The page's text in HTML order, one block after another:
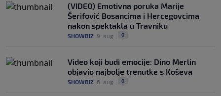
(VIDEO) Emotivna poruka Marije
Šerifović Bosancima i Hercegovcima
nakon spektakla u Travniku
SHOWBIZ 9. aug. 0
Video koji budi emocije: Dino Merlin
objavio najbolje trenutke s Koševa
SHOWBIZ 6. aug. 0